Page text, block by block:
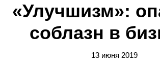
«Улучшизм»:
соблазн в
13 июня 2019